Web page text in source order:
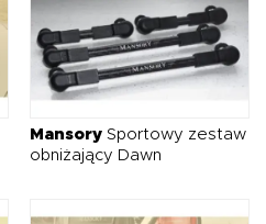
Mansory Sportowy zestaw
obniżający Dawn